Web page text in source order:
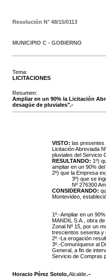
Resolución N° 48/15/0113
MUNICIPIO C - GOBIERNO
Tema:
LICITACIONES
Resumen:
Ampliar en un 90% la Licitación
desagüe de pluviales".-
VISTO: las presentes
Licitación Abreviada
pluviales del Servicio
RESULTANDO: 1º)
ampliar en un 90%
2º) que la Empresa
3º) que se
Nº 276300
CONSIDERANDO:
Montevideo,
1º.-Ampliar en un
MANDIL S.A., obra
Zonal Nº 15, por un
trescientos sesenta y
2º.-La erogación
3º.-Comuníquese al
General, a fin de
Servicio de Compras
Horacio Pérez Sotelo,Alcalde.-